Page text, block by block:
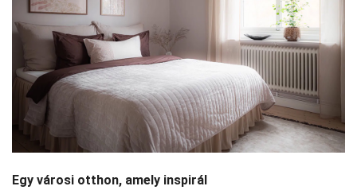
Egy városi otthon, amely inspirál